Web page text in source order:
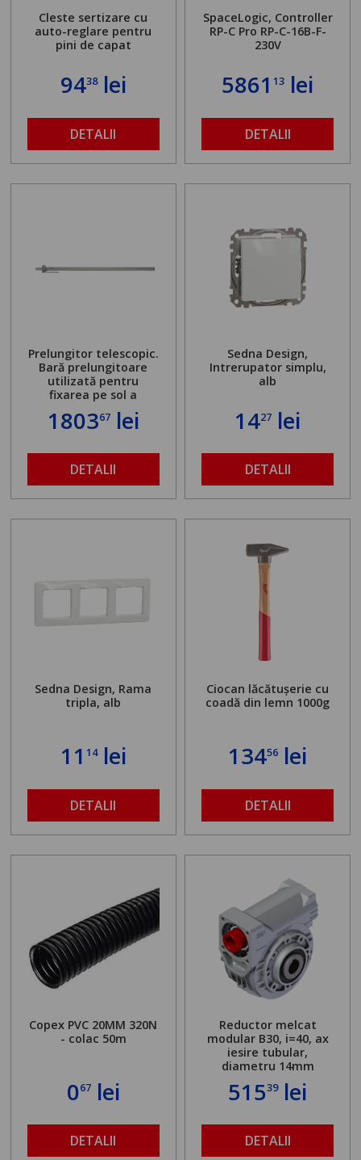
Cleste sertizare cu
auto-reglare pentru
pini de capat
9438lei
DETALII
SpaceLogic, Controller
RP-C Pro RP-C-16B-F-
230V
586113 lei
DETALII
Prelungitor telescopic.
Bară prelungitoare
utilizată pentru
fixarea pe sol a
găurit în locul
maximă admisă de 500
kg și înălțime reglabilă
de la 1,8 la 2,9 m
180367lei
DETALII
Sedna Design,
Intrerupator simplu,
alb
1427 lei
DETALII
Sedna Design, Rama
tripla, alb
11 14lei
DETALII
Ciocan lăcătușerie cu
coadă din lemn 1000g
13456 lei
DETALII
Copex PVC 20MM 320N
- colac 50m
067lei
DETALII
Reductor melcat
modular B30, i=40, ax
iesire tubular,
diametru 14mm
51539lei
DETALII